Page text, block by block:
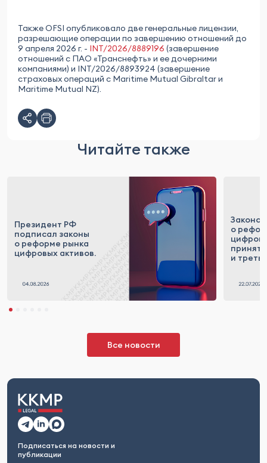
Также OFSI опубликовало две генеральные лицензии,
разрешающие операции по завершению отношений до
9 апреля 2026 г. - INT/2026/8889196 (завершение
отношений с ПАО «Транснефть» и ее дочерними
компаниями) и INT/2026/8893924 (завершение
страховых операций с Maritime Mutual Gibraltar и
Maritime Mutual NZ).
Читайте также
Президент РФ
подписал законы
о реформе рынка
цифровых активов.
о
и
Все новости
Подписаться на новости и
публикации